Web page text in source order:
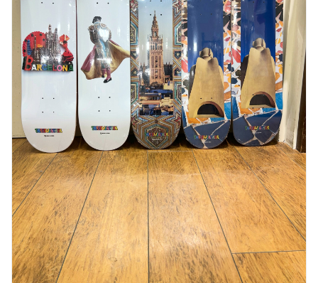
ブランド一覧
特集一覧
スタッフスナップ
ご利用ガイド
会員ランク
店頭受取サービス
ギフトラッピング
アフターサポート
下取り保証について
よくある質問
店舗一覧
お問い合わせ
ニュース